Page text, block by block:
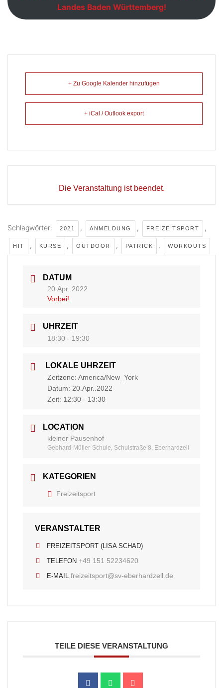
Landes Baden Württemberg!
+ Zu Google Kalender hinzufügen
+ iCal / Outlook export
Die Veranstaltung ist beendet.
Schlagwörter: 2021 , ANMELDUNG , FREIZEITSPORT ,
HIT , KURSE , OUTDOOR , PATRICK , WORKOUTS
DATUM
20.Apr..2022
Vorbei!
UHRZEIT
18:30 - 19:30
LOKALE UHRZEIT
Zeitzone: America/New_York
Datum: 20.Apr..2022
Zeit: 12:30 - 13:30
LOCATION
kleiner Pausenhof
Gebhard-Müller-Schule, Schulstraße 8, Eberhardzell
KATEGORIEN
Freizeitsport
VERANSTALTER
FREIZEITSPORT (LISA SCHAD)
TELEFON +49 151 52234620
E-MAIL freizeitsport@sv-eberhardzell.de
TEILE DIESE VERANSTALTUNG